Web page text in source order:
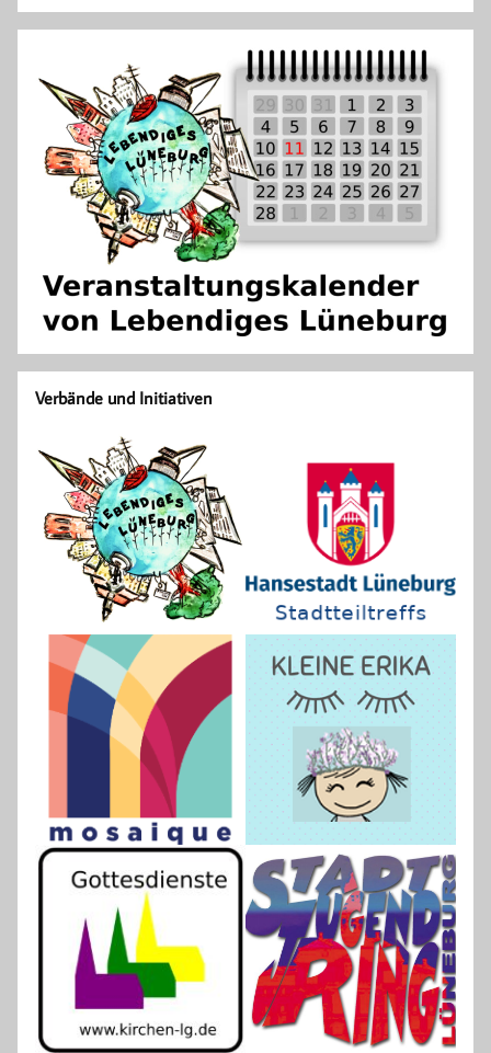
Verbände und Initiativen